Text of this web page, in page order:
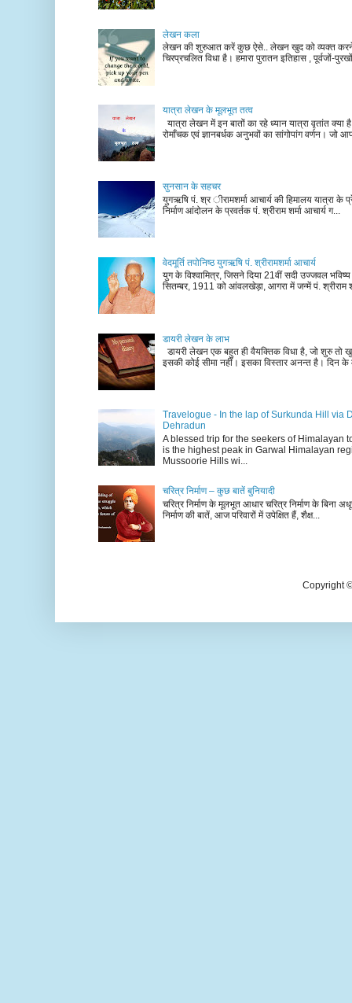
लेखन कला
लेखन की शुरुआत करें कुछ ऐसे.. लेखन खुद को व्यक्त
चिरप्रचलित विधा है। हमारा पुरातन इतिहास , पूर्वजों-
यात्रा लेखन के मूलभूत तत्व
यात्रा लेखन में इन बातों का रहे ध्यान यात्रा वृतांत क्या
रोमाँचक एवं ज्ञानबर्धक अनुभवों का सांगोपांग वर्णन। जो
सुनसान के सहचर
युगऋषि पं. श्र ीरामशर्मा आचार्य की हिमालय यात्रा के
निर्माण आंदोलन के प्रवर्तक पं. श्रीराम शर्मा आचार्य ग...
वेदमूर्ति तपोनिष्ठ युगऋषि पं. श्रीरामशर्मा आचार्य
युग के विश्वामित्र, जिसने दिया 21वीं सदी उज्जवल भविष्य
सितम्बर, 1911 को आंवलखेड़ा, आगरा में जन्में पं. श्रीराम
डायरी लेखन के लाभ
डायरी लेखन एक बहुत ही वैयक्तिक विधा है, जो शुरु तो
इसकी कोई सीमा नहीं। इसका विस्तार अनन्त है। दिन के
Travelogue - In the lap of Surkunda Hill via
Dehradun
A blessed trip for the seekers of Himalayan
is the highest peak in Garwal Himalayan
Mussoorie Hills wi...
चरित्र निर्माण – कुछ बातें बुनियादी
चरित्र निर्माण के मूलभूत आधार चरित्र निर्माण के बिना
निर्माण की बातें, आज परिवारों में उपेक्षित हैं, शैक्ष...
Copyright